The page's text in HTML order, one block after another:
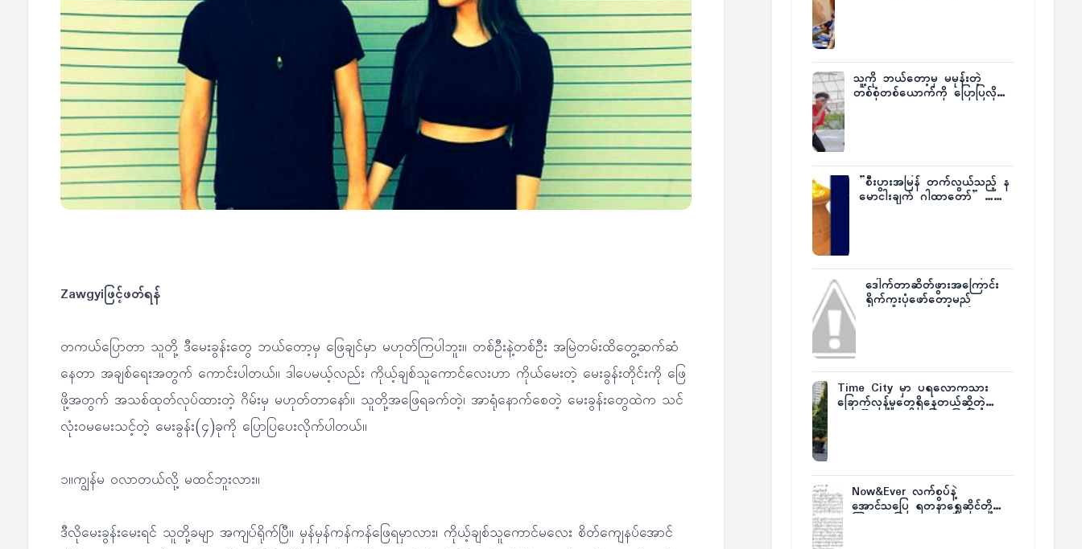
Zawgyiဖြင့်ဖတ်ရန်
တကယ်ပြောတာ သူတို့ ဒီမေးခွန်းတွေ ဘယ်တော့မှ ဖြေချင်မှာ မဟုတ်ကြပါဘူး။ တစ်ဦးနဲ့တစ်ဦး အမြဲတမ်းထိတွေ့ဆက်ဆံ
နေတာ အချစ်ရေးအတွက် ကောင်းပါတယ်။ ဒါပေမယ့်လည်း ကိုယ့်ချစ်သူကောင်လေးဟာ ကိုယ်မေးတဲ့ မေးခွန်းတိုင်းကို ဖြေ
ဖို့အတွက် အသစ်ထုတ်လုပ်ထားတဲ့ ဂိမ်းမှ မဟုတ်တာနော်။ သူတို့အဖြေရခက်တဲ့၊ အာရုံနောက်စေတဲ့ မေးခွန်းတွေထဲက သင်
လုံးဝမမေးသင့်တဲ့ မေးခွန်း(၄)ခုကို ပြောပြပေးလိုက်ပါတယ်။
၁။ကျွန်မ ဝလာတယ်လို့ မထင်ဘူးလား။
ဒီလိုမေးခွန်းမေးရင် သူတို့ခမျာ အကျပ်ရိုက်ပြီ။ မှန်မှန်ကန်ကန်ဖြေရမှာလား၊ ကိုယ့်ချစ်သူကောင်မလေး စိတ်ကျေနပ်အောင်
သူ့ကို ဘယ်တော့မှ မမုန်းတဲ့
တစ်စုံတစ်ယောက်ကို ပြောပြလိုက်
”စီးပွားအမြန် တက်လွယ်သည့် န
မောငါးချက် ဂါထာတော်” ……
ဒေါက်တာဆိတ်ဖွားအကြောင်း
ရိုက်ကူးပုံဖော်တော့မည်
Time City မှာ ပရလောကသား
ခြောက်လှန့်မှုတွေရှိနေတယ်ဆိုတဲ့
Now&Ever လက်စွပ်နဲ့
အောင်သပြေ ရတနာရွှေဆိုင်တို့